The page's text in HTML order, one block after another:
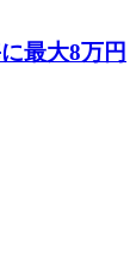
最大8万円